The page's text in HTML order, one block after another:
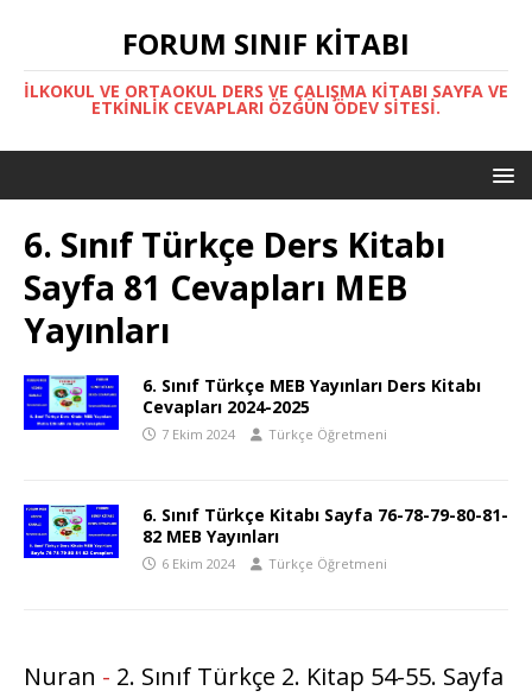
FORUM SINIF KITABI
İLKOKUL VE ORTAOKUL DERS VE ÇALIŞMA KITABI SAYFA VE
ETKINLIK CEVAPLARI ÖZGÜN ÖDEV SITESI.
6. Sınıf Türkçe Ders Kitabı
Sayfa 81 Cevapları MEB
Yayınları
6. Sınıf Türkçe MEB Yayınları Ders Kitabı
Cevapları 2024-2025
7 Ekim 2024 Türkçe Öğretmeni
6. Sınıf Türkçe Kitabı Sayfa 76-78-79-80-81-
82 MEB Yayınları
6 Ekim 2024 Türkçe Öğretmeni
Nuran - 2. Sınıf Türkçe 2. Kitap 54-55. Sayfa